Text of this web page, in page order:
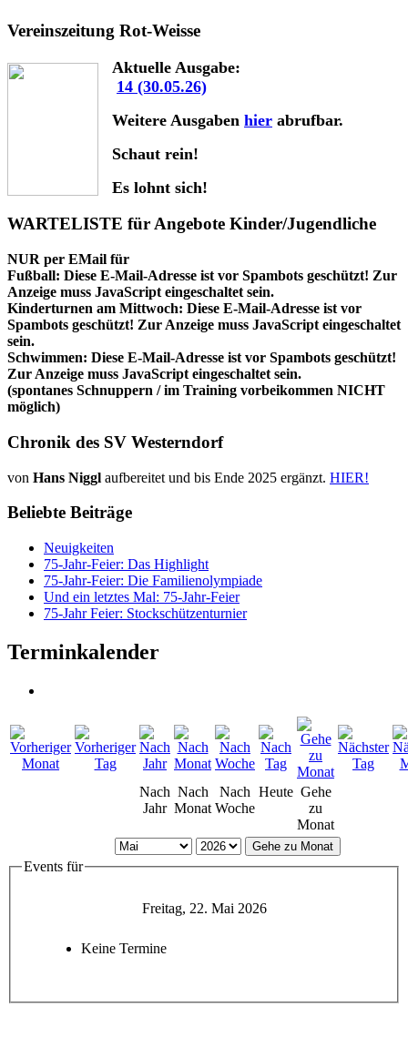
Vereinszeitung Rot-Weisse
Aktuelle Ausgabe:
14 (30.05.26)
Weitere Ausgaben hier abrufbar.
Schaut rein!
Es lohnt sich!
WARTELISTE für Angebote Kinder/Jugendliche
NUR per EMail für
Fußball: Diese E-Mail-Adresse ist vor Spambots geschützt! Zur
Anzeige muss JavaScript eingeschaltet sein.
Kinderturnen am Mittwoch: Diese E-Mail-Adresse ist vor
Spambots geschützt! Zur Anzeige muss JavaScript eingeschaltet
sein.
Schwimmen: Diese E-Mail-Adresse ist vor Spambots geschützt!
Zur Anzeige muss JavaScript eingeschaltet sein.
(spontanes Schnuppern / im Training vorbeikommen NICHT
möglich)
Chronik des SV Westerndorf
von Hans Niggl aufbereitet und bis Ende 2025 ergänzt. HIER!
Beliebte Beiträge
Neuigkeiten
75-Jahr-Feier: Das Highlight
75-Jahr-Feier: Die Familienolympiade
Und ein letztes Mal: 75-Jahr-Feier
75-Jahr Feier: Stockschützenturnier
Terminkalender
Nach
Jahr
Nach
Monat
Nach
Woche
Heute Gehe
zu
Monat
Gehe zu Monat
Events für
Freitag, 22. Mai 2026
Keine Termine